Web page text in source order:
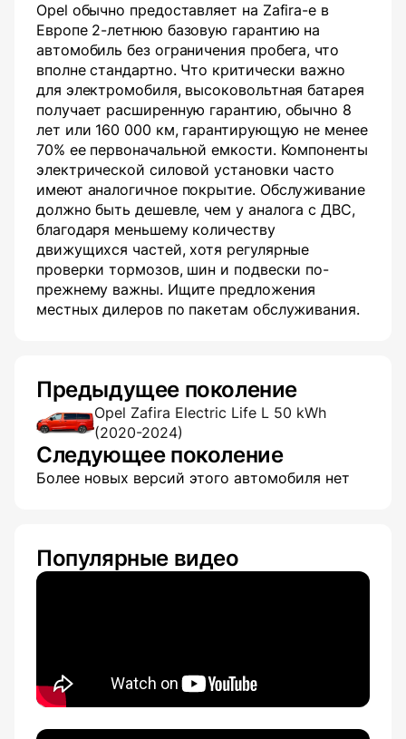
Opel обычно предоставляет на Zafira-e в
Европе 2-летнюю базовую гарантию на
автомобиль без ограничения пробега, что
вполне стандартно. Что критически важно
для электромобиля, высоковольтная батарея
получает расширенную гарантию, обычно 8
лет или 160 000 км, гарантирующую не менее
70% ее первоначальной емкости. Компоненты
электрической силовой установки часто
имеют аналогичное покрытие. Обслуживание
должно быть дешевле, чем у аналога с ДВС,
благодаря меньшему количеству
движущихся частей, хотя регулярные
проверки тормозов, шин и подвески по-
прежнему важны. Ищите предложения
местных дилеров по пакетам обслуживания.
Предыдущее поколение
Opel Zafira Electric Life L 50 kWh
(2020-2024)
Следующее поколение
Более новых версий этого автомобиля нет
Популярные видео